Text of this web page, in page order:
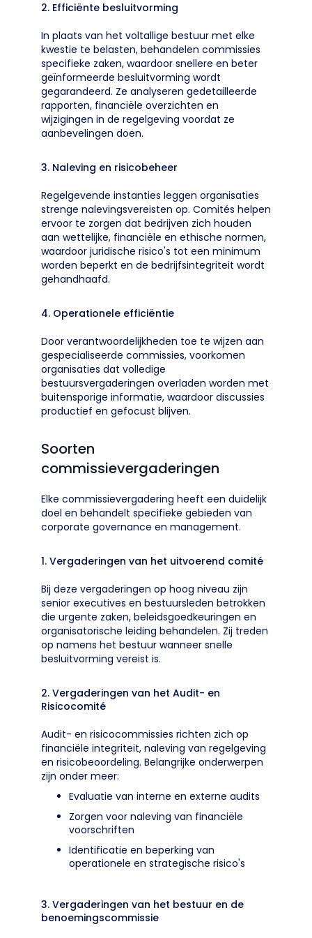
2. Efficiënte besluitvorming
In plaats van het voltallige bestuur met elke
kwestie te belasten, behandelen commissies
specifieke zaken, waardoor snellere en beter
geïnformeerde besluitvorming wordt
gegarandeerd. Ze analyseren gedetailleerde
rapporten, financiële overzichten en
wijzigingen in de regelgeving voordat ze
aanbevelingen doen.
3. Naleving en risicobeheer
Regelgevende instanties leggen organisaties
strenge nalevingsvereisten op. Comités helpen
ervoor te zorgen dat bedrijven zich houden
aan wettelijke, financiële en ethische normen,
waardoor juridische risico's tot een minimum
worden beperkt en de bedrijfsintegriteit wordt
gehandhaafd.
4. Operationele efficiëntie
Door verantwoordelijkheden toe te wijzen aan
gespecialiseerde commissies, voorkomen
organisaties dat volledige
bestuursvergaderingen overladen worden met
buitensporige informatie, waardoor discussies
productief en gefocust blijven.
Soorten
commissievergaderingen
Elke commissievergadering heeft een duidelijk
doel en behandelt specifieke gebieden van
corporate governance en management.
1. Vergaderingen van het uitvoerend comité
Bij deze vergaderingen op hoog niveau zijn
senior executives en bestuursleden betrokken
die urgente zaken, beleidsgoedkeuringen en
organisatorische leiding behandelen. Zij treden
op namens het bestuur wanneer snelle
besluitvorming vereist is.
2. Vergaderingen van het Audit- en
Risicocomité
Audit- en risicocommissies richten zich op
financiële integriteit, naleving van regelgeving
en risicobeoordeling. Belangrijke onderwerpen
zijn onder meer:
Evaluatie van interne en externe audits
Zorgen voor naleving van financiële
voorschriften
Identificatie en beperking van
operationele en strategische risico's
3. Vergaderingen van het bestuur en de
benoemingscommissie